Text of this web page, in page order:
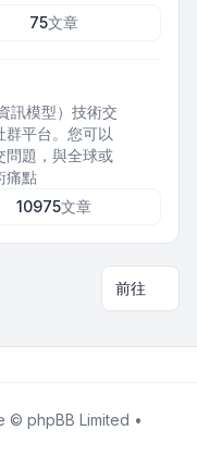
75文章
訊模型）技術交
平台。您可以
問題，與全球或
痛點
10975文章
前往
© phpBB Limited •